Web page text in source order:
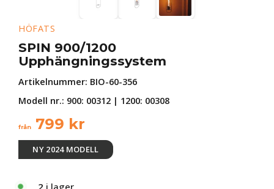
HÖFATS
SPIN 900/1200
Upphängningssystem
Artikelnummer: BIO-60-356
Modell nr.: 900: 00312 | 1200: 00308
från 799 kr
NY 2024 MODELL
2 i lager